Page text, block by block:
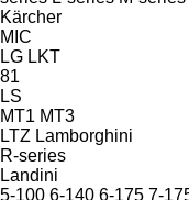
Kärcher
MIC
LG LKT
81
LS
MT1 MT3
LTZ Lamborghini
R-series
Landini
5-100 6-140 6-175 7-